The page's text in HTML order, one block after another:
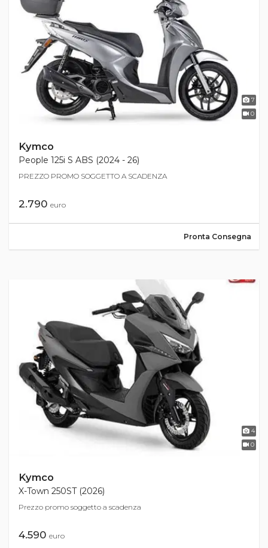
7
0
Kymco
People 125i S ABS (2024 - 26)
PREZZO PROMO SOGGETTO A SCADENZA
2.790 euro
Pronta Consegna
4
0
Kymco
X-Town 250ST (2026)
Prezzo promo soggetto a scadenza
4.590 euro